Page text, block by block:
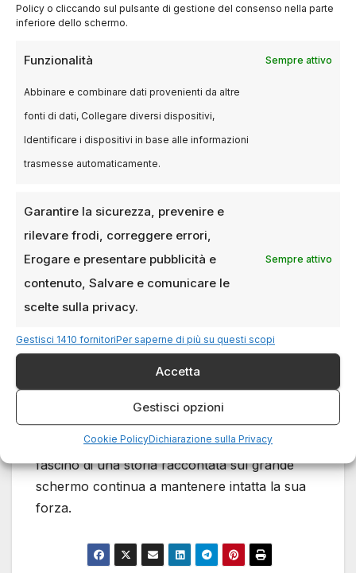
Policy o cliccando sul pulsante di gestione del consenso nella parte
inferiore dello schermo.
Funzionalità Sempre attivo
Abbinare e combinare dati provenienti da altre
fonti di dati, Collegare diversi dispositivi,
Identificare i dispositivi in base alle informazioni
trasmesse automaticamente.
Garantire la sicurezza, prevenire e
rilevare frodi, correggere errori,
Erogare e presentare pubblicità e
contenuto, Salvare e comunicare le
scelte sulla privacy.
Sempre attivo
Gestisci 1410 fornitoriPer saperne di più su questi scopi
Accetta
Gestisci opzioni
Cookie PolicyDichiarazione sulla Privacy
direttamente per la distribuzione digitale.
Anche le nuove tecnologie stanno
viene utilizzata in diverse fasi della produzione,
dalla creazione di effetti visivi all’analisi delle
preferenze del pubblico. Questo apre nuove
possibilità creative, ma solleva anche
tutela del lavoro umano.
Il cinema contemporaneo si trova in una fase
convivenza di più media di cui parla McLuhan.
Le sale stanno dimostrando di poter ancora
attrarre spettatori, mentre lo streaming
continua a espandere l’accesso ai contenuti
audiovisivi. Il futuro sembra orientato verso un
equilibrio tra innovazione tecnologica e
valorizzazione dell’esperienza cinematografica
tradizionale. In un mondo sempre più digitale, il
fascino di una storia raccontata sul grande
schermo continua a mantenere intatta la sua
forza.